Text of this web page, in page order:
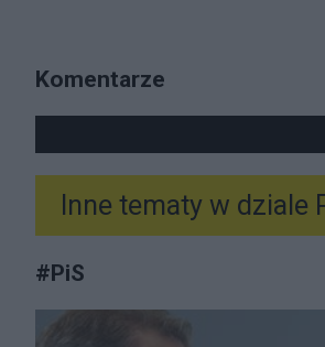
Komentarze
Inne tematy w dziale
#PiS